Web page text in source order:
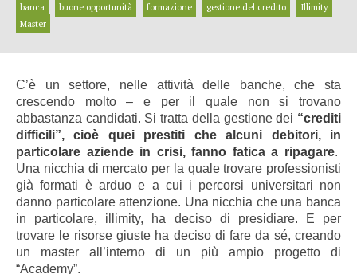
banca buone opportunità formazione gestione del credito
Illimity
Master
C’è un settore, nelle attività delle banche, che sta
crescendo molto – e per il quale non si trovano
abbastanza candidati. Si tratta della gestione dei “crediti
difficili”, cioè quei prestiti che alcuni debitori, in
particolare aziende in crisi, fanno fatica a ripagare.
Una nicchia di mercato per la quale trovare professionisti
già formati è arduo e a cui i percorsi universitari non
danno particolare attenzione. Una nicchia che una banca
in particolare, illimity, ha deciso di presidiare. E per
trovare le risorse giuste ha deciso di fare da sé, creando
un master all’interno di un più ampio progetto di
“Academy”.